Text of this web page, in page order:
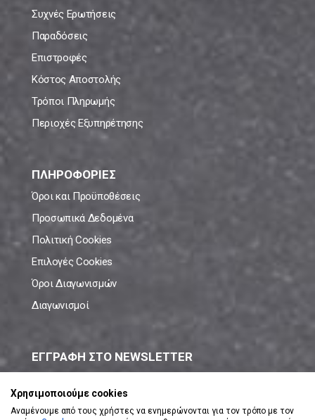
Συχνές Ερωτήσεις
Παραδόσεις
Επιστροφές
Κόστος Αποστολής
Τρόποι Πληρωμής
Περιοχές Εξυπηρέτησης
ΠΛΗΡΟΦΟΡΙΕΣ
Όροι και Προϋποθέσεις
Προσωπικά Δεδομένα
Πολιτική Cookies
Επιλογές Cookies
Όροι Διαγωνισμών
Διαγωνισμοί
ΕΓΓΡΑΦΗ ΣΤΟ NEWSLETTER
Χρησιμοποιούμε cookies
Αναμένουμε από τους χρήστες να ενημερώνονται για τον τρόπο με τον